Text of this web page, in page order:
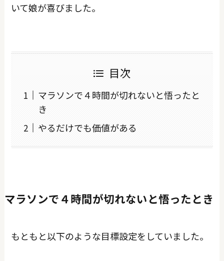
いて娘が喜びました。
目次
マラソンで４時間が切れないと悟ったと
き
やるだけでも価値がある
マラソンで４時間が切れないと悟ったとき
もともと以下のような目標設定をしていました。